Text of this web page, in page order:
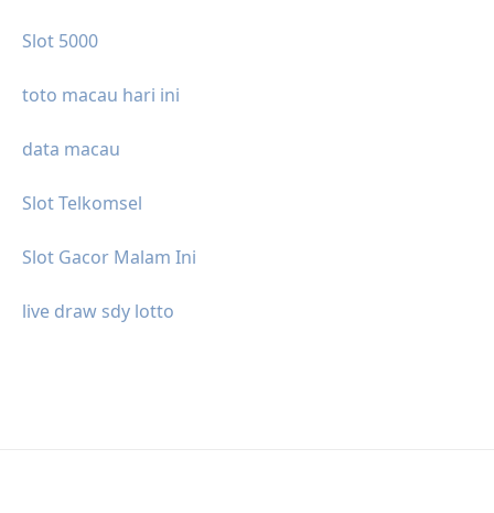
Slot 5000
toto macau hari ini
data macau
Slot Telkomsel
Slot Gacor Malam Ini
live draw sdy lotto